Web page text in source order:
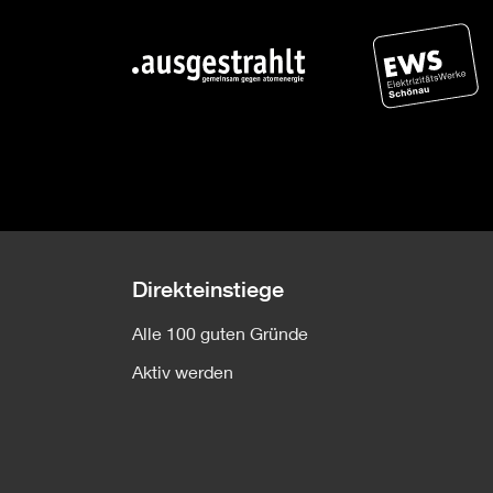
Direkteinstiege
Alle 100 guten Gründe
Aktiv werden